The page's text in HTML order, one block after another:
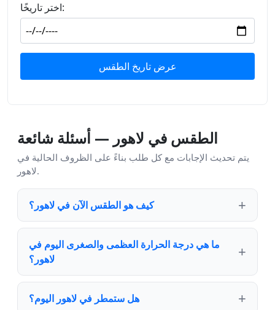
اختر تاريخًا:
عرض تاريخ الطقس
الطقس في لاهور — أسئلة شائعة
يتم تحديث الإجابات مع كل طلب بناءً على الظروف الحالية في
لاهور.
كيف هو الطقس الآن في لاهور؟
ما هي درجة الحرارة العظمى والصغرى اليوم في
لاهور؟
هل ستمطر في لاهور اليوم؟